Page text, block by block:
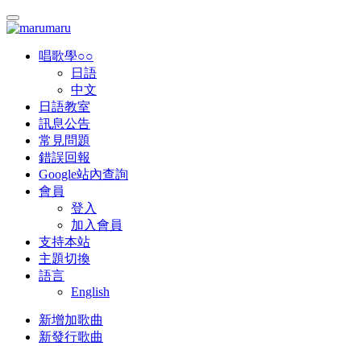
唱歌學○○
日語
中文
日語教室
訊息公告
常見問題
錯誤回報
Google站內查詢
會員
登入
加入會員
支持本站
主題切換
語言
English
新增加歌曲
新發行歌曲